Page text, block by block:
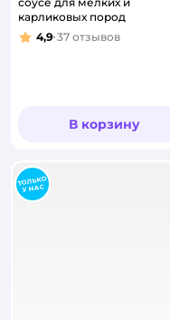
карликовых пород
Рейтинг:
4,9 37 отзывов
В корзину